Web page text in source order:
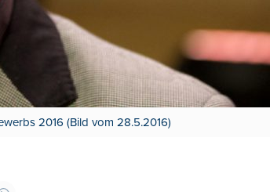
2016 (Bild vom 28.5.2016)